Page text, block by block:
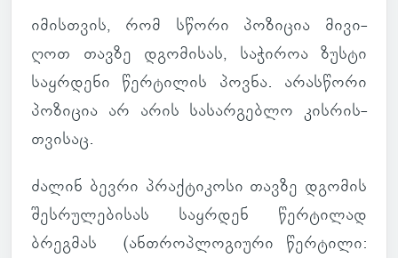
იმის­თვის, რომ სწორი პო­ზი­ცია მი­ვი­
ღოთ თავზე დგო­მი­სას, სა­ჭი­როა ზუსტი
საყ­რდენი წერ­ტი­ლის პოვნა. არას­წორი
პო­ზი­ცია არ არის სა­სარ­გებლო კის­რის­
თვი­საც.
ძალინ ბევრი პრაქ­ტი­კოსი თავზე დგო­მის
შეს­რუ­ლე­ბი­სას საყ­რდენ წერ­ტი­ლად
ბრეგ­მას (ან­თროპ­ლო­გი­ური წერ­ტილი: